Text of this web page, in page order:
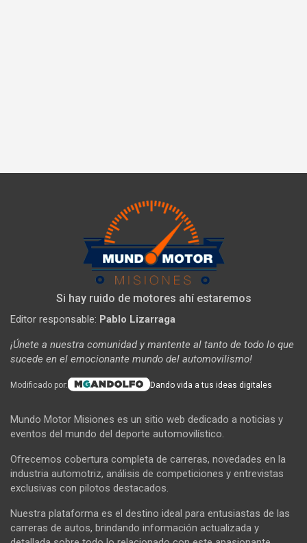
Si hay ruido de motores ahí estaremos
Editor responsable: Pablo Lizarraga
¡Únete a nuestra comunidad y mantente al tanto de todo lo que
sucede en el emocionante mundo del automovilismo!
Modificado por: Dando vida a tus ideas digitales
Mundo Motor Misiones es un sitio web dedicado a noticias y
eventos del mundo del deporte automovilístico.
Ofrecemos cobertura completa de carreras, novedades en la
industria automotriz, análisis de competiciones y entrevistas
exclusivas con pilotos destacados.
Nuestra plataforma es el destino ideal para entusiastas de las
carreras de autos, brindando información actualizada y